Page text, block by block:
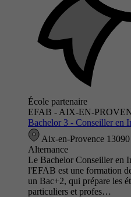
École partenaire
EFAB - AIX-EN-
Bachelor 3 - Conseiller en
Aix-en-Provence 13090
Alternance
Le Bachelor Conseiller en
l'EFAB est une formation
un Bac+2, qui prépare les
particuliers et profes…